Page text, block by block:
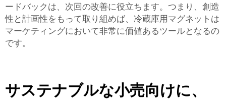
ードバックは、次回の改善に役立ちます。つまり、創造
性と計画性をもって取り組めば、冷蔵庫用マグネットは
マーケティングにおいて非常に価値あるツールとなるの
です。
サステナブルな小売向けに、